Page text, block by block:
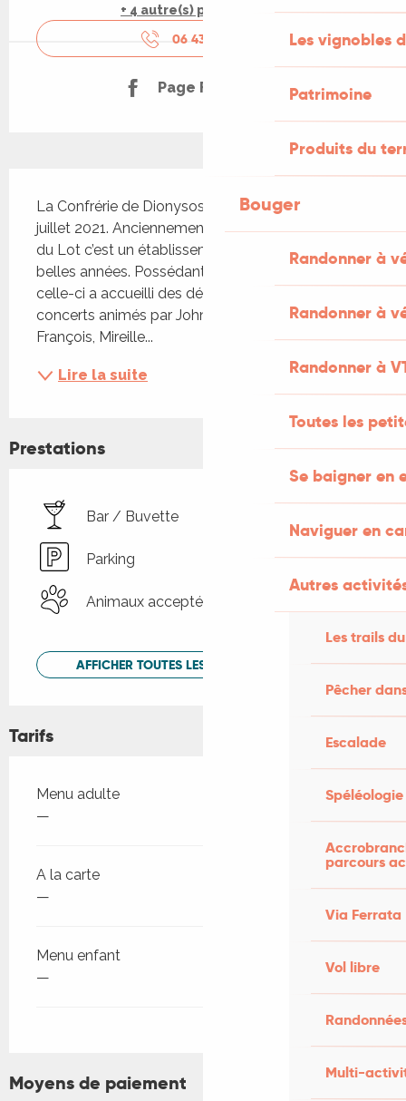
Les vignobles
Patrimoine
Produits du
Bouger
Randonner à
Randonner à
Randonner à
Toutes les
Se baigner en
Naviguer en
Autres
Les trails
Pêcher
Escalade
Spéléologie
parcours
Via Ferrata
Vol libre
Multi-
+ 4 autre(s) prestation(s)
06 43 80 81
Page Facebook
La Confrérie de Dionysos est ouverte depuis
juillet 2021. Anciennement appelé le Petit Opéra
du Lot c’est un établissement qui a connu de
belles années. Possédant une salle de spectacle,
celle-ci a accueilli des défilés de mode, des
concerts animés par Johnny Halliday, Claude
François, Mireille...
Lire la suite
Prestations
Bar / Buvette
Parking
Animaux acceptés
AFFICHER TOUTES LES PRESTATIONS
Tarifs
Tarifs 2026
Menu adulte
—
A la carte
—
Menu enfant
—
Moyens de paiement